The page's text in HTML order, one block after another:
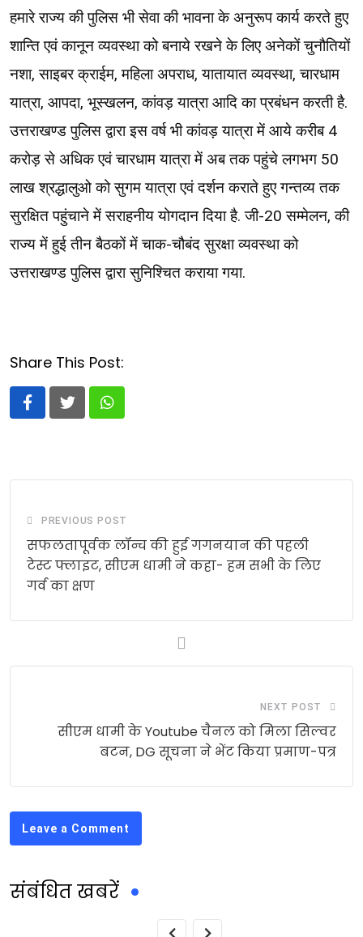
हमारे राज्य की पुलिस भी सेवा की भावना के अनुरूप कार्य करते हुए
शान्ति एवं कानून व्यवस्था को बनाये रखने के लिए अनेकों चुनौतियों
नशा, साइबर क्राईम, महिला अपराध, यातायात व्यवस्था, चारधाम
यात्रा, आपदा, भूस्खलन, कांवड़ यात्रा आदि का प्रबंधन करती है.
उत्तराखण्ड पुलिस द्वारा इस वर्ष भी कांवड़ यात्रा में आये करीब 4
करोड़ से अधिक एवं चारधाम यात्रा में अब तक पहुंचे लगभग 50
लाख श्रद्धालुओ को सुगम यात्रा एवं दर्शन कराते हुए गन्तव्य तक
सुरक्षित पहुंचाने में सराहनीय योगदान दिया है. जी-20 सम्मेलन, की
राज्य में हुई तीन बैठकों में चाक-चौबंद सुरक्षा व्यवस्था को
उत्तराखण्ड पुलिस द्वारा सुनिश्चित कराया गया.
Share This Post:
Whatsapp
PREVIOUS POST
सफलतापूर्वक लॉन्च की हुई गगनयान की पहली
टेस्ट फ्लाइट, सीएम धामी ने कहा- हम सभी के लिए
गर्व का क्षण
NEXT POST
सीएम धामी के Youtube चैनल को मिला सिल्वर
बटन, DG सूचना ने भेंट किया प्रमाण-पत्र
Leave a Comment
संबंधित खबरें